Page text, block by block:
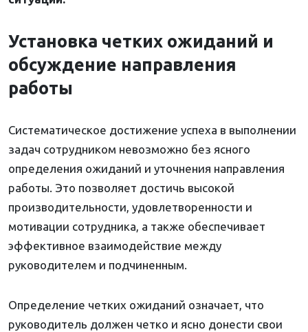
Установка четких ожиданий и
обсуждение направления
работы
Систематическое достижение успеха в выполнении
задач сотрудником невозможно без ясного
определения ожиданий и уточнения направления
работы. Это позволяет достичь высокой
производительности, удовлетворенности и
мотивации сотрудника, а также обеспечивает
эффективное взаимодействие между
руководителем и подчиненным.
Определение четких ожиданий означает, что
руководитель должен четко и ясно донести свои